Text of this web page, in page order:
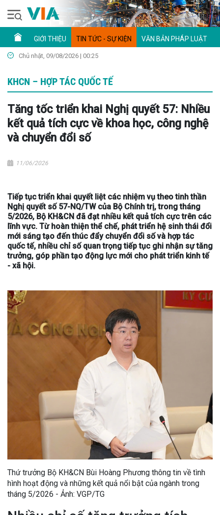
GIỚI THIỆU TIN TỨC - SỰ KIỆN VĂN BẢN PHÁP LUẬT
Chủ nhật, 09/08/2026 | 00:25
KHCN – HỢP TÁC QUỐC TẾ
Tăng tốc triển khai Nghị quyết 57: Nhiều
kết quả tích cực về khoa học, công nghệ
và chuyển đổi số
11/06/2026
Tiếp tục triển khai quyết liệt các nhiệm vụ theo tinh thần
Nghị quyết số 57-NQ/TW của Bộ Chính trị, trong tháng
5/2026, Bộ KH&CN đã đạt nhiều kết quả tích cực trên các
lĩnh vực. Từ hoàn thiện thể chế, phát triển hệ sinh thái đổi
mới sáng tạo đến thúc đẩy chuyển đổi số và hợp tác
quốc tế, nhiều chỉ số quan trọng tiếp tục ghi nhận sự tăng
trưởng, góp phần tạo động lực mới cho phát triển kinh tế
- xã hội.
Thứ trưởng Bộ KH&CN Bùi Hoàng Phương thông tin về tình
hình hoạt động và những kết quả nổi bật của ngành trong
tháng 5/2026 - Ảnh: VGP/TG